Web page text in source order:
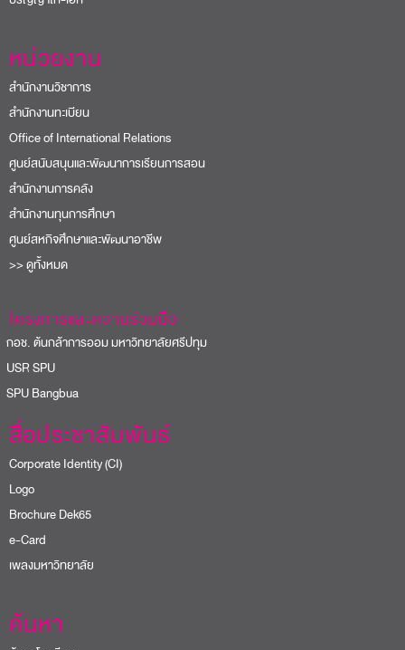
หน่วยงาน
สำนักงานวิชาการ
สำนักงานทะเบียน
Office of International Relations
ศูนย์สนับสนุนและพัฒนาการเรียนการสอน
สำนักงานการคลัง
สำนักงานทุนการศึกษา
ศูนย์สหกิจศึกษาและพัฒนาอาชีพ
>> ดูทั้งหมด
โครงการและความร่วมมือ
ช. ต้นกล้าการออม มหาวิทยาลัยศรีปทุม
SPU
Bangbua
สื่อประชาสัมพันธ์
Corporate Identity (CI)
Logo
Brochure Dek65
e-Card
เพลงมหาวิทยาลัย
ค้นหา